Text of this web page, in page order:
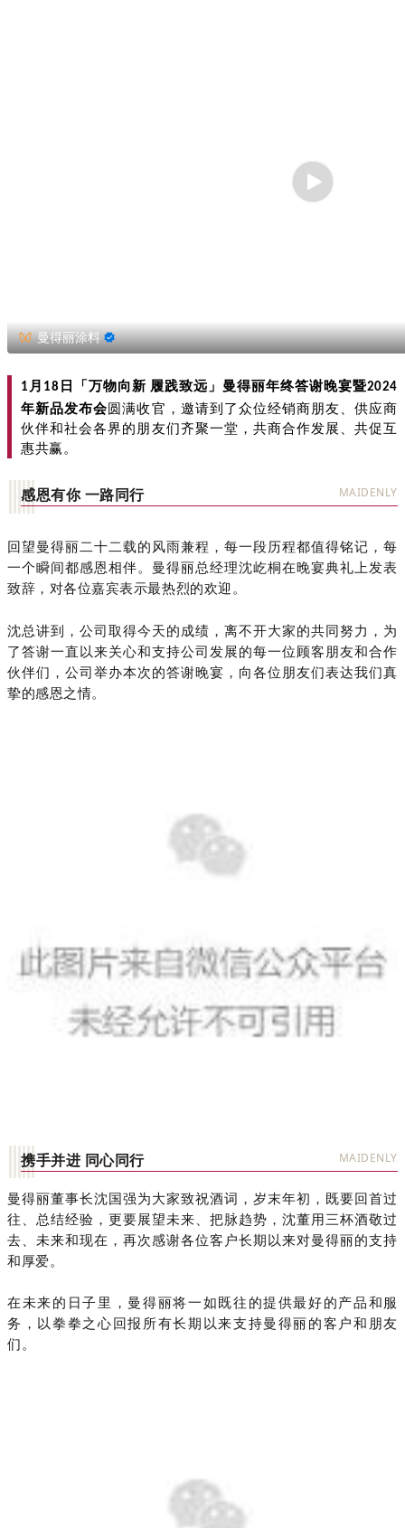
曼得丽涂料
1 月 18 日 「 万物向新 履践致远」曼得丽年终答谢晚宴暨2024
年新品发布会圆满收官，邀请到了众位经销商朋友、供应商
伙伴和社会各界的朋友们齐聚一堂，共商合作发展、共促互
惠共赢。
感恩有你 一路同行 MAIDENLY
回望曼得丽二十二载的风雨兼程，每一段历程都值得铭记，每
一个瞬间都感恩相伴。曼得丽总经理沈屹桐在晚宴典礼上发表
致辞，对各位嘉宾表示最热烈的欢迎。
沈总讲到，公司取得今天的成绩，离不开大家的共同努力，为
了答谢一直以来关心和支持公司发展的每一位顾客朋友和合作
伙伴们，公司举办本次的答谢晚宴，向各位朋友们表达我们真
挚的感恩之情。
携手并进 同心同行 MAIDENLY
曼得丽董事长沈国强为大家致祝酒词，岁末年初，既要回首过
往、总结经验，更要展望未来、把脉趋势，沈董用三杯酒敬过
去、未来和现在，再次感谢各位客户长期以来对曼得丽的支持
和厚爱。
在未来的日子里，曼得丽将一如既往的提供最好的产品和服
务，以拳拳之心回报所有长期 以来支持曼得丽的客户和朋友
们。